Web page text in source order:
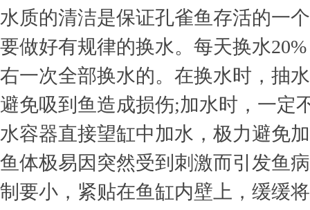
水质的清洁是保证孔雀鱼存活的一
要做好有规律的换水。每天换水
右一次全部换水的。在换水时，抽
避免吸到鱼造成损伤;加水时，一定
水容器直接望缸中加水，极力避免
鱼体极易因突然受到刺激而引发鱼
制要小，紧贴在鱼缸内壁上，缓缓